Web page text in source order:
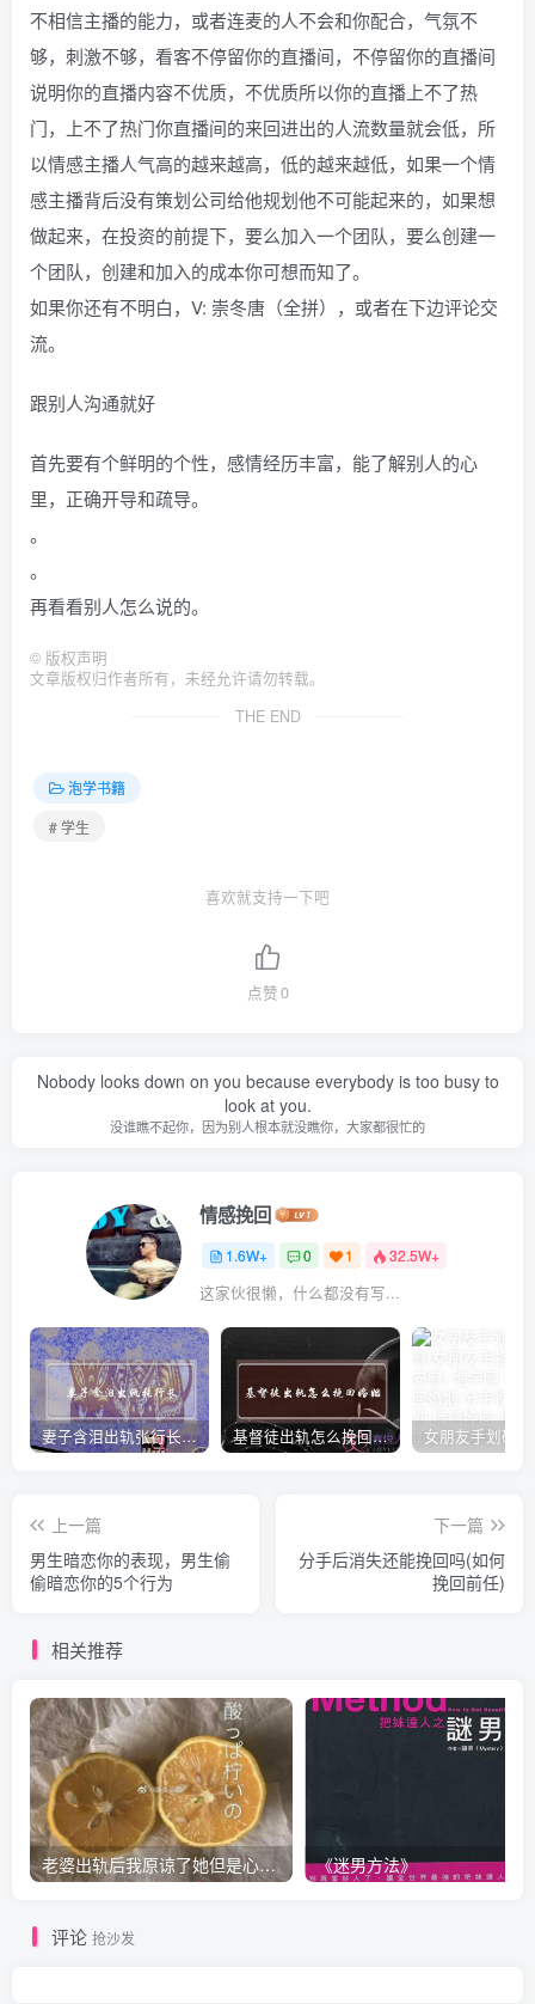
不相信主播的能力，或者连麦的人不会和你配合，气氛不
够，刺激不够，看客不停留你的直播间，不停留你的直播间
说明你的直播内容不优质，不优质所以你的直播上不了热
门，上不了热门你直播间的来回进出的人流数量就会低，所
以情感主播人气高的越来越高，低的越来越低，如果一个情
感主播背后没有策划公司给他规划他不可能起来的，如果想
做起来，在投资的前提下，要么加入一个团队，要么创建一
个团队，创建和加入的成本你可想而知了。
如果你还有不明白，V: 崇冬唐（全拼），或者在下边评论交
流。
跟别人沟通就好
首先要有个鲜明的个性，感情经历丰富，能了解别人的心
里，正确开导和疏导。
。
。
再看看别人怎么说的。
© 版权声明
文章版权归作者所有，未经允许请勿转载。
THE END
泡学书籍
# 学生
喜欢就支持一下吧
点赞0
Nobody looks down on you because everybody is too busy to
look at you.
没谁瞧不起你，因为别人根本就没瞧你，大家都很忙的
情感挽回
1.6W+ 0 1 32.5W+
这家伙很懒，什么都没有写...
妻子含泪出轨张行长 她说全都是因为家中 基督徒出轨怎么挽回婚姻(基督徒面对出轨婚姻)
上一篇
男生暗恋你的表现，男生偷
偷暗恋你的5个行为
下一篇
分手后消失还能挽回吗(如何
挽回前任)
相关推荐
老婆出轨后我原谅了她但是心里放不下怎么办？ 《迷男方法》
评论 抢沙发